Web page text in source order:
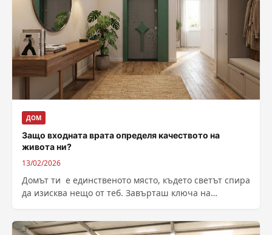
ДОМ
Защо входната врата определя качеството на
живота ни?
13/02/2026
Домът ти е единственото място, където светът спира
да изисква нещо от теб. Завърташ ключа на